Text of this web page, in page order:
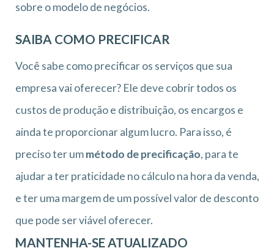
sobre o modelo de negócios.
SAIBA COMO PRECIFICAR
Você sabe como precificar os serviços que sua
empresa vai oferecer? Ele deve cobrir todos os
custos de produção e distribuição, os encargos e
ainda te proporcionar algum lucro. Para isso, é
preciso ter ummétodo de precificação, para te
ajudar a ter praticidade no cálculo na hora da venda,
e ter uma margem de um possível valor de desconto
que pode ser viável oferecer.
MANTENHA-SE ATUALIZADO